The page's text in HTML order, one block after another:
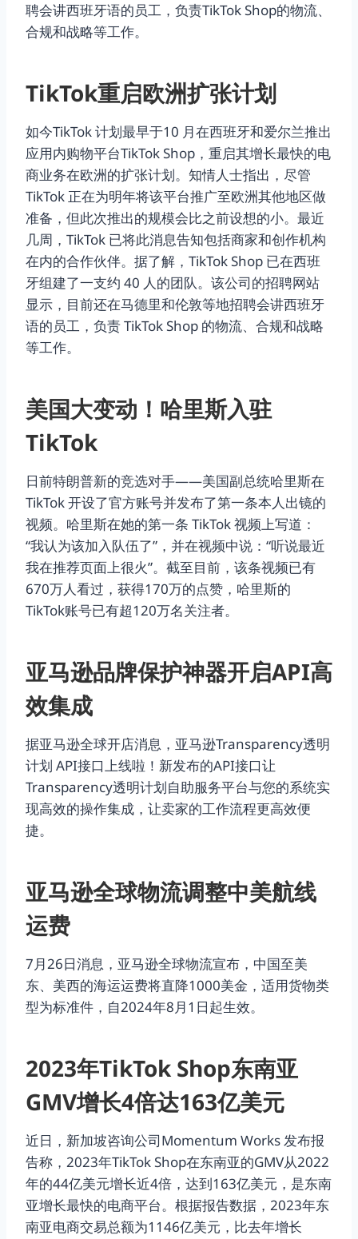
聘会讲西班牙语的员工，负责TikTok Shop的物流、
合规和战略等工作。
TikTok重启欧洲扩张计划
如今TikTok 计划最早于10 月在西班牙和爱尔兰推出
应用内购物平台TikTok Shop，重启其增长最快的电
商业务在欧洲的扩张计划。知情人士指出，尽管
TikTok 正在为明年将该平台推广至欧洲其他地区做
准备，但此次推出的规模会比之前设想的小。最近
几周，TikTok 已将此消息告知包括商家和创作机构
在内的合作伙伴。据了解，TikTok Shop 已在西班
牙组建了一支约 40 人的团队。该公司的招聘网站
显示，目前还在马德里和伦敦等地招聘会讲西班牙
语的员工，负责 TikTok Shop 的物流、合规和战略
等工作。
美国大变动！哈里斯入驻
TikTok
日前特朗普新的竞选对手——美国副总统哈里斯在
TikTok 开设了官方账号并发布了第一条本人出镜的
视频。哈里斯在她的第一条 TikTok 视频上写道：
“我认为该加入队伍了”，并在视频中说：“听说最近
我在推荐页面上很火”。截至目前，该条视频已有
670万人看过，获得170万的点赞，哈里斯的
TikTok账号已有超120万名关注者。
亚马逊品牌保护神器开启API高
效集成
据亚马逊全球开店消息，亚马逊Transparency透明
计划 API接口上线啦！新发布的API接口让
Transparency透明计划自助服务平台与您的系统实
现高效的操作集成，让卖家的工作流程更高效便
捷。
亚马逊全球物流调整中美航线
运费
7月26日消息，亚马逊全球物流宣布，中国至美
东、美西的海运运费将直降1000美金，适用货物类
型为标准件，自2024年8月1日起生效。
2023年TikTok Shop东南亚
GMV增长4倍达163亿美元
近日，新加坡咨询公司Momentum Works 发布报
告称，2023年TikTok Shop在东南亚的GMV从2022
年的44亿美元增长近4倍，达到163亿美元，是东南
亚增长最快的电商平台。根据报告数据，2023年东
南亚电商交易总额为1146亿美元，比去年增长